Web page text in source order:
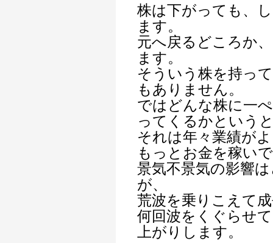
株は下がっても、
ます。
元へ戻るどころか
ます。
そういう株を持っ
もありません。
ではどんな株に一
ってくるかという
それは年々業績が
もっとお金を稼い
景気不景気の影響
が、
荒波を乗りこえて
何回波をくぐらせ
上がりします。